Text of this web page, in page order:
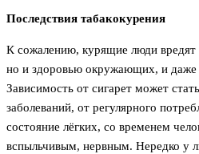
Последствия табакокурения
К сожалению, курящие люди вредят
но и здоровью окружающих, и даже
Зависимость от сигарет может
заболеваний, от регулярного
состояние лёгких, со временем
вспыльчивым, нервным. Нередко у